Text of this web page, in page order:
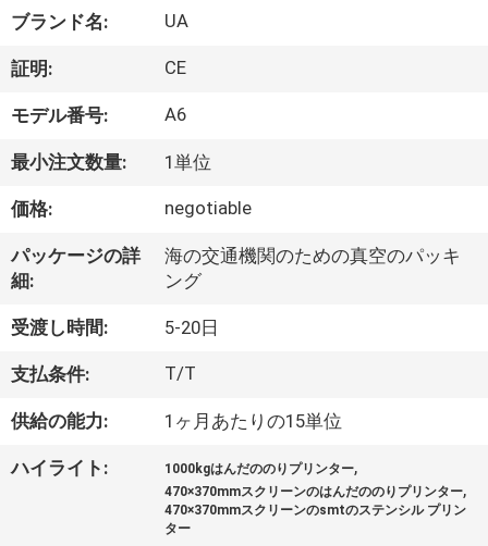
ク
ト
私
に
つ
い
て
工
場
ブランド名: UA
証明: CE
モデル番号: A6
最小注文数量: 1単位
価格: negotiable
パッケージの詳
細:
海の交通機関のための真空のパッキ
ング
受渡し時間: 5-20日
支払条件: T/T
供給の能力: 1ヶ月あたりの15単位
ハイライト: 1000kgはんだののりプリンター,
470×370mmスクリーンのはんだののりプリンター,
470×370mmスクリーンのsmtのステンシル プリン
ター